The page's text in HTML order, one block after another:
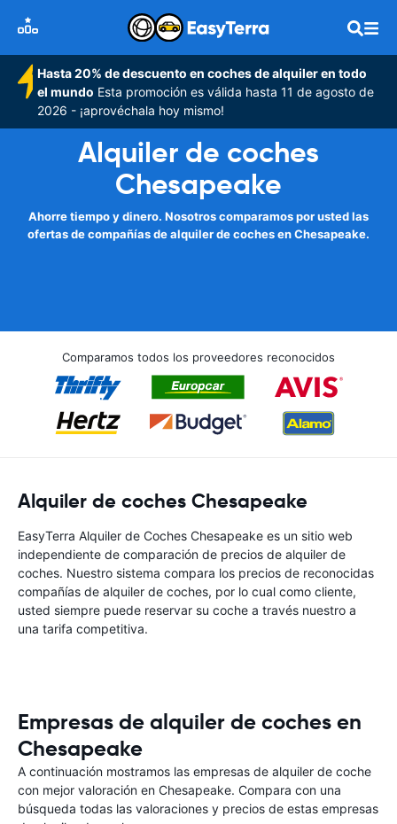
Hasta 20% de descuento en coches de alquiler en todo
el mundo Esta promoción es válida hasta 11 de agosto de
2026 - ¡aprovéchala hoy mismo!
Alquiler de coches
Chesapeake
Ahorre tiempo y dinero. Nosotros comparamos por usted las
ofertas de compañías de alquiler de coches en Chesapeake.
Comparamos todos los proveedores reconocidos
Alquiler de coches Chesapeake
EasyTerra Alquiler de Coches Chesapeake es un sitio web
independiente de comparación de precios de alquiler de
coches. Nuestro sistema compara los precios de reconocidas
compañías de alquiler de coches, por lo cual como cliente,
usted siempre puede reservar su coche a través nuestro a
una tarifa competitiva.
Empresas de alquiler de coches en
Chesapeake
A continuación mostramos las empresas de alquiler de coche
con mejor valoración en Chesapeake. Compara con una
búsqueda todas las valoraciones y precios de estas empresas